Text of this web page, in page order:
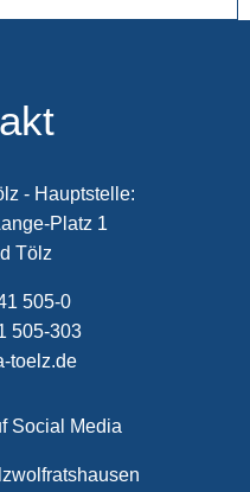
- Hauptstelle:
Platz 1
Tölz
505-0
505-303
toelz.de
Social Media